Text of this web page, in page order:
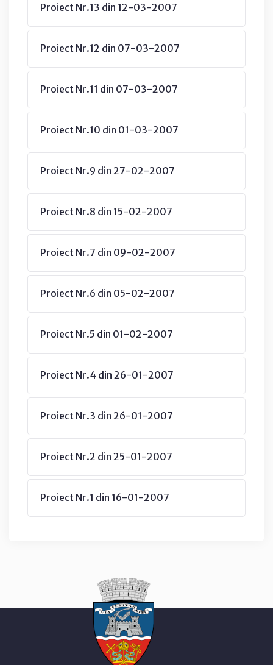
Proiect Nr.13 din 12-03-2007
Proiect Nr.12 din 07-03-2007
Proiect Nr.11 din 07-03-2007
Proiect Nr.10 din 01-03-2007
Proiect Nr.9 din 27-02-2007
Proiect Nr.8 din 15-02-2007
Proiect Nr.7 din 09-02-2007
Proiect Nr.6 din 05-02-2007
Proiect Nr.5 din 01-02-2007
Proiect Nr.4 din 26-01-2007
Proiect Nr.3 din 26-01-2007
Proiect Nr.2 din 25-01-2007
Proiect Nr.1 din 16-01-2007